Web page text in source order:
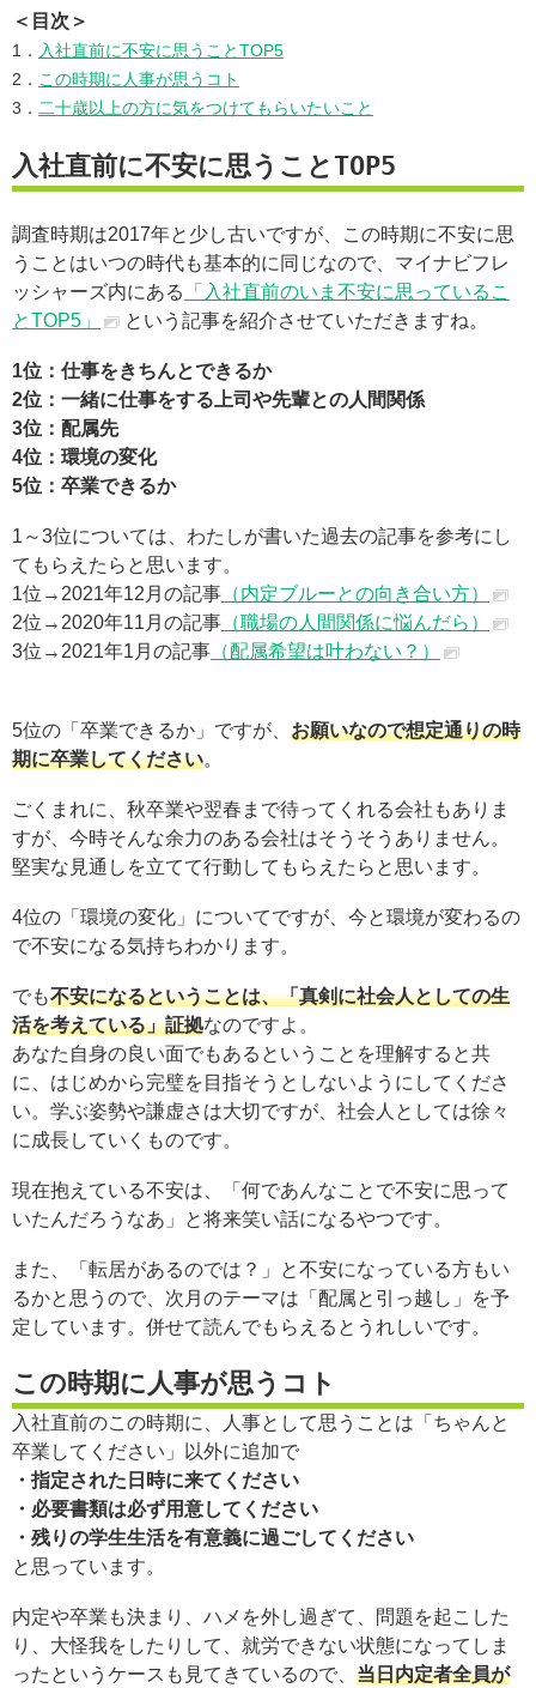
＜目次＞
1． 入社直前に不安に思うことTOP5
2． この時期に人事が思うコト
3． 二十歳以上の方に気をつけてもらいたいこと
入社直前に不安に思うことTOP5
調査時期は2017年と少し古いですが、この時期に不安に思
うことはいつの時代も基本的に同じなので、マイナビフレ
ッシャーズ内にある
「入社直前のいま不安に思っているこ
とTOP5」
という記事を紹介させていただきますね。
1位：仕事をきちんとできるか
2位：一緒に仕事をする上司や先輩との人間関係
3位：配属先
4位：環境の変化
5位：卒業できるか
1～3位については、わたしが書いた過去の記事を参考にし
てもらえたらと思います。
1位→2021年12月の記事 （内定ブルーとの向き合い方）
2位→2020年11月の記事 （職場の人間関係に悩んだら）
3位→2021年1月の記事 （配属希望は叶わない？）
5位の「卒業できるか」ですが、 お願いなので想定通りの時
期に卒業してください。
ごくまれに、秋卒業や翌春まで待ってくれる会社もありま
すが、今時そんな余力のある会社はそうそうありません。
堅実な見通しを立てて行動してもらえたらと思います。
4位の「環境の変化」についてですが、今と環境が変わるの
で不安になる気持ちわかります。
でも不安になるということは、「真剣に社会人としての生
活を考えている」証拠なのですよ。
あなた自身の良い面でもあるということを理解すると共
に、はじめから完璧を目指そうとしないようにしてくださ
い。学ぶ姿勢や謙虚さは大切ですが、社会人としては徐々
に成長していくものです。
現在抱えている不安は、「何であんなことで不安に思って
いたんだろうなあ」と将来笑い話になるやつです。
また、「転居があるのでは？」と不安になっている方もい
るかと思うので、次月のテーマは「配属と引っ越し」を予
定しています。併せて読んでもらえるとうれしいです。
この時期に人事が思うコト
入社直前のこの時期に、人事として思うことは「ちゃんと
卒業してください」以外に追加で
・指定された日時に来てください
・必要書類は必ず用意してください
・残りの学生生活を有意義に過ごしてください
と思っています。
内定や卒業も決まり、ハメを外し過ぎて、問題を起こした
り、大怪我をしたりして、就労できない状態になってしま
ったというケースも見てきているので、 当日内定者全員が